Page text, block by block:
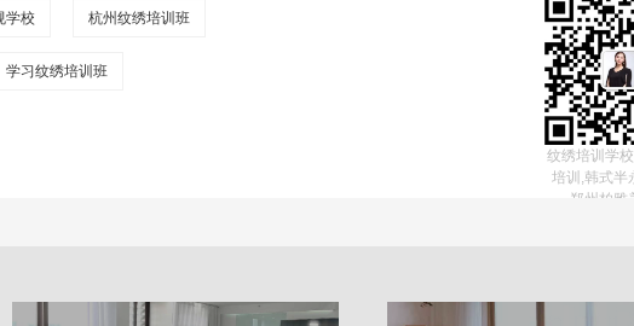
学校 杭州纹绣培训班
学习纹绣培训班
纹绣培训学
培训,韩式半
郑州柏雅